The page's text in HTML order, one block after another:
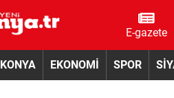
E-gazete
KONYA EKONOMİ SPOR